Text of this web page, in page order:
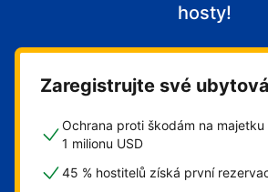
hosty!
Zaregistrujte své
Ochrana proti škodám na
1 milionu USD
45 % hostitelů získá první